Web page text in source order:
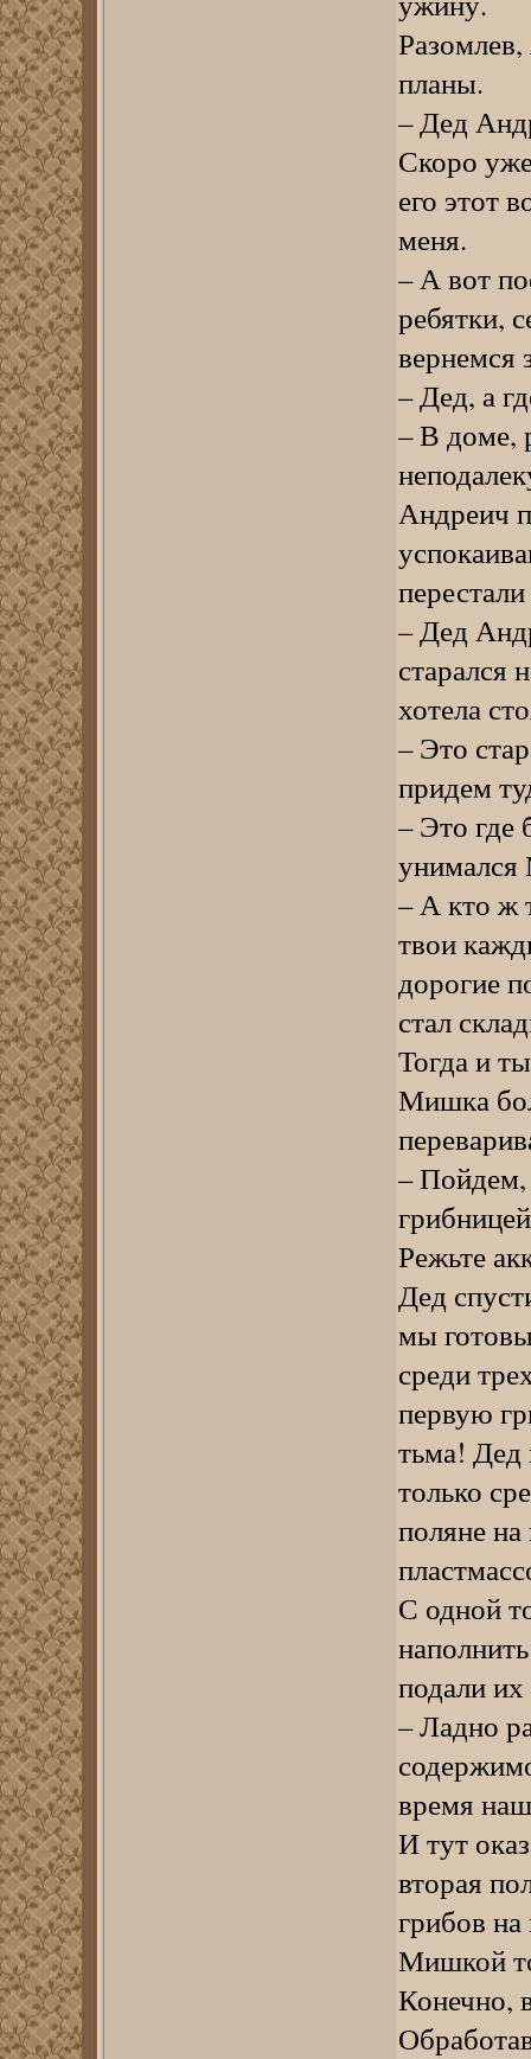
планы.
– Дед
Скоро
его этот
меня.
– А вот
ребятки,
вернемся
– Дед, а
– В доме,
Андреич
– Дед
старался
хотела
– Это
придем
– Это где
– А кто ж
твои
дорогие
стал
Тогда и
Мишка
– Пойдем,
Режьте
Дед
мы
среди
первую
тьма! Дед
только
поляне
С одной
подали
– Ладно
время
И тут
вторая
грибов
Мишкой
Конечно,